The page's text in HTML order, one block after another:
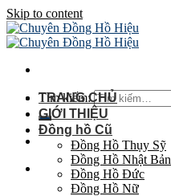
Skip to content
Tìm kiếm:
TRANG CHỦ
GIỚI THIỆU
Đồng hồ Cũ
Đồng Hồ Thụy Sỹ
Đồng Hồ Nhật Bản
Đồng Hồ Đức
Đồng Hồ Nữ